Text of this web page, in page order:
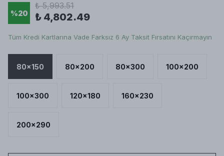
%20
₺ 5,993.51
₺ 4,802.49
Tüm Kredi Kartlarına Vade Farksız 6 Ay Taksit Fırsatını Kaçırmayın
80x150 80x200 80x300 100x200
100x300 120x180 160x230
200x290